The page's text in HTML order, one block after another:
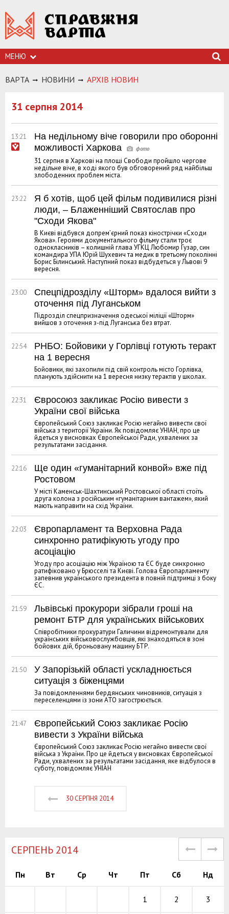
МЕНЮ
ВАРТА НОВИНИ АРХIВ НОВИН
31 серпня 2014
13:21
На недільному віче говорили про оборонні
можливості Харкова
31 серпня в Харкові на площі Свободи пройшло чергове
недільне віче, в ході якого був обговорений ряд найбільш
злободенних проблем міста.
23:22
Я б хотів, щоб цей фільм подивилися різні
люди, – Блаженніший Святослав про
"Сходи Якова"
В Києві відбувся допрем’єрний показ кінострічки «Сходи
Якова». Героями документального фільму стали троє
однокласників – колишній глава УГКЦ Любомир Гузар, син
командира УПА Юрій Шухевич та медик в третьому поколінні
Борис Білинський. Наступний показ відбудеться у Львові 9
вересня.
23:00
Спецпідрозділу «Шторм» вдалося вийти з
оточення під Луганськом
Підрозділ спецпризначення одеської міліції «Шторм»
вийшов з оточення з-під Луганська без втрат.
22:54
РНБО: Бойовики у Горлівці готують теракт
на 1 вересня
Бойовики, які захопили під свій контроль місто Горлівка,
планують здійснити на 1 вересня низку терактів у школах.
22:31
Євросоюз закликає Росію вивести з
України свої війська
Європейський Союз закликає Росію негайно вивести свої
війська з території України. Як повідомляє УНІАН, про це
йдеться у висновках Європейської Ради, ухвалених за
результатами засідання.
22:16
Ще один «гуманітарний конвой» вже під
Ростовом
У місті Каменськ-Шахтинський Ростовської області стоїть
друга колона з російським «гуманітарним вантажем», який
мають направити на схід України.
22:03
Європарламент та Верховна Рада
синхронно ратифікують угоду про
асоціацію
Угоду про асоціацію між Україною та ЄС буде синхронно
ратифіковано у Брюсселі та Києві. Голова Європарламенту
запевнив українського президента в повній підтримці з боку
ЄС.
21:59
Львівські прокурори зібрали гроші на
ремонт БТР для українських військових
Співробітники прокуратури Галичини відремонтували для
українських військовослужбовців, які знаходяться в зоні
бойових дій, броньовану машину БТР.
21:50
У Запорізькій області ускладнюється
ситуація з біженцями
За повідомленнями бердянських чиновників, ситуація з
переселенцями із зони АТО загострюється.
21:47
Європейський Союз закликає Росію
вивести з України війська
Європейський Союз закликає Росію негайно вивести свої
війська з України. Про це йдеться у висновках Європейської
Ради, ухвалених за результатами засідання, яке відбулося в
суботу, повідомляє УНІАН
30 СЕРПНЯ 2014
СЕРПЕНЬ 2014
Пн Вт Ср Чт Пт Сб Нд
1 2 3